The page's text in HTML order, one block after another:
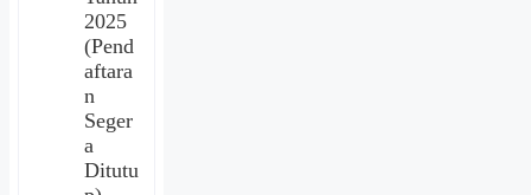
2025
(Pend
aftara
n
Seger
a
Ditutu